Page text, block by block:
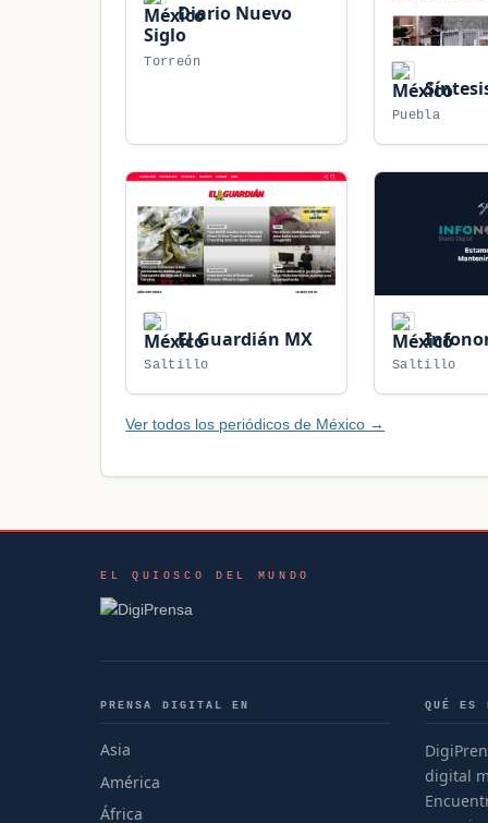
Diario Nuevo
Siglo
Torreón
Puebla
El Guardián MX
Saltillo Saltillo
Ver todos los periódicos de México →
EL QUIOSCO DEL MUNDO
PRENSA DIGITAL EN
Asia
América
África
QUÉ ES
digital